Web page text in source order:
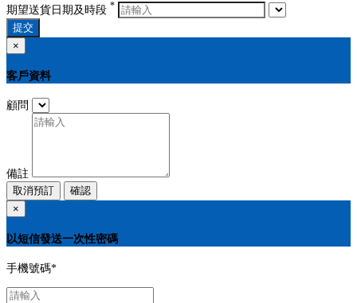
期望送貨日期及時段 *
提交
×
客戶資料
顧問
備註
取消預訂
確認
×
以短信發送一次性密碼
手機號碼*